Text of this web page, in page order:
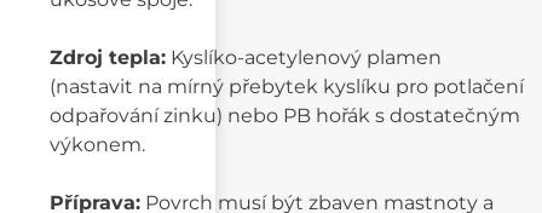
Zdroj tepla: Kyslíko-acetylenový plamen
(nastavit na mírný přebytek kyslíku pro potlačení
odpařování zinku) nebo PB hořák s dostatečným
výkonem.
Příprava: Povrch musí být zbaven mastnoty a